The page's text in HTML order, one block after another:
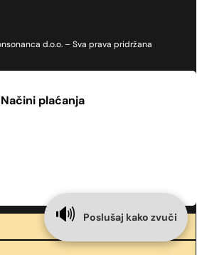
d.o.o. – Sva prava pridržana
Načini plaćanja
🔊 Poslušaj kako zvuči